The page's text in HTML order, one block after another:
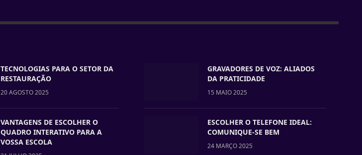
TECNOLOGIAS PARA O SETOR DA
RESTAURAÇÃO
20 AGOSTO 2025
VANTAGENS DE ESCOLHER O
QUADRO INTERATIVO PARA A
VOSSA ESCOLA
GRAVADORES DE VOZ: ALIADOS
DA PRATICIDADE
15 MAIO 2025
ESCOLHER O TELEFONE IDEAL:
COMUNIQUE-SE BEM
24 MARÇO 2025